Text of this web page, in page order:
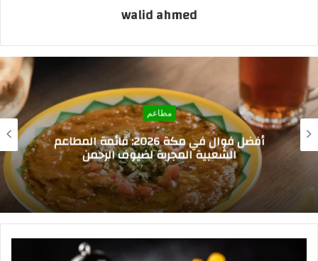
walid ahmed
مطاعم
ألذ مطاعم بروستد في السعودية 2026: دليل
القرمشة والنكهة الأصيلة